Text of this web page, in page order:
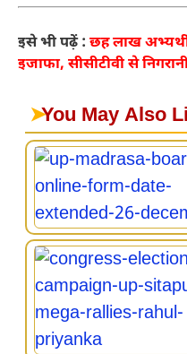
इसे भी पढ़ें : छह लाख
इजाफा, सीसीटीवी से
➤You May Also